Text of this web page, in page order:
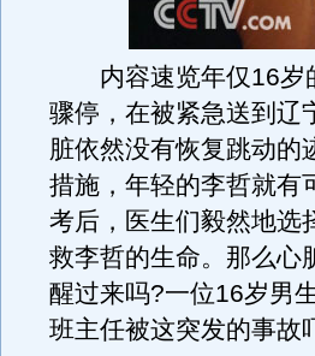
内容速览年仅16岁
骤停，在被紧急送到辽
脏依然没有恢复跳动的
措施，年轻的李哲就有
考后，医生们毅然地选
救李哲的生命。那么心
醒过来吗?一位16岁男
班主任被这突发的事故